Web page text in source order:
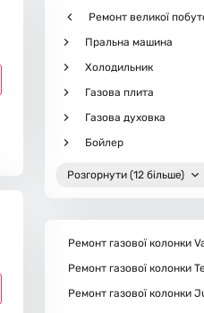
Ремонт великої
Пральна машина
Холодильник
Газова плита
Газова духовка
Бойлер
Розгорнути (12 більше)
Ремонт газової колонки
Ремонт газової колонки
Ремонт газової колонки